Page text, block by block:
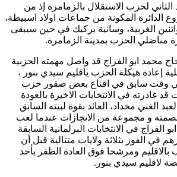
الثاني لحزب الاستقلال بالزمامرة إذ من
الدائرة المكونة من جماعات اولاد اسبيطة،
واتنين الغربية، وسانية بركيك في حين سيبقى
مناضلي الحزب بمدينة الزمامرة.
محمد ابو الفراج قد واصل مهمته الحزبية
إعادة هيكلة الحزب ياقليم سيدي بنور ،
في وقت سابق في اقناع بعض صقور حزب
غادرته في الانتخابات الاخيرة بالعودة
الغني مخداد، العائد بقوة لبيته السابق
و مجموعة من الانجازات عندما لعب
الفراج في الانتخابات البرلمانية السابقة
الفوز بثلاثة ولايات متتالية قبل أن
بالاقليم ومرشحا فوق العادة الظفر بأحد
لاقليم سيدي بنور.